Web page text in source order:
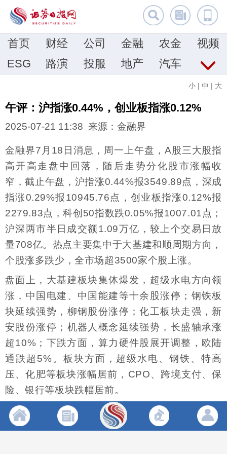
首页 财经 公司 金融 农金
视频
ESG
路演 投服 地产 汽车
小 | 中 | 大
午评：沪指涨0.44%，创业板指涨0.12%
2025-07-21 11:38 来源：金融界
金融界7月18日消息，周一上午盘，A股三大股指
高开高走盘中回落，随后走势分化股市涨幅收
窄，截止午盘，沪指涨0.44%报3549.89点，深成
指涨0.29%报10945.76点，创业板指涨0.12%报
2279.83点，科创50指数跌0.05%报1007.01点；
沪深两市半日成交额1.09万亿，较上个交易日放
量708亿。热点主要集中于大基建和顺周期方向，
个股涨多跌少，全市场超3500家个股上涨。
盘面上，大基建板块集体爆发，超级水电方向领
涨，中国电建、中国能建等十余股涨停；钢铁板
块延续强势，柳钢股份涨停；化工板块走强，新
安股份涨停；机器人概念延续强势，长盛轴承涨
超10%；下跌方面，算力硬件股展开调整，欧陆
通跌超5%。板块方面，超级水电、钢铁、特高
压、化肥等板块涨幅居前，CPO、跨境支付、保
险、银行等板块跌幅居前。